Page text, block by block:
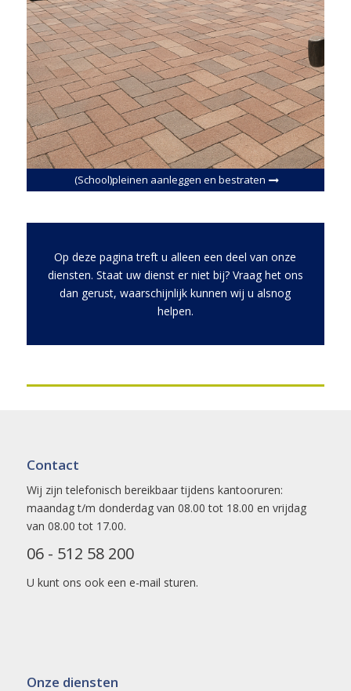
(School)pleinen aanleggen en bestraten
Op deze pagina treft u alleen een deel van onze
diensten. Staat uw dienst er niet bij? Vraag het ons
dan gerust, waarschijnlijk kunnen wij u alsnog
helpen.
Contact
Wij zijn telefonisch bereikbaar tijdens kantooruren:
maandag t/m donderdag van 08.00 tot 18.00 en vrijdag
van 08.00 tot 17.00.
06 - 512 58 200
U kunt ons ook een e-mail sturen.
Onze diensten